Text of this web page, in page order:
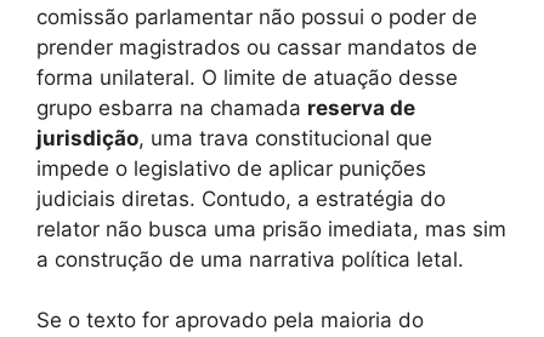
comissão parlamentar não possui o poder de
prender magistrados ou cassar mandatos de
forma unilateral. O limite de atuação desse
grupo esbarra na chamada reserva de
jurisdição, uma trava constitucional que
impede o legislativo de aplicar punições
judiciais diretas. Contudo, a estratégia do
relator não busca uma prisão imediata, mas sim
a construção de uma narrativa política letal.
Se o texto for aprovado pela maioria do